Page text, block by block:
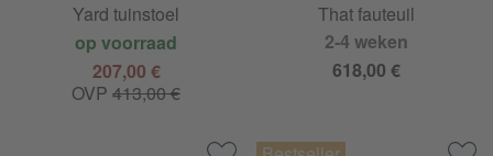
Yard tuinstoel
op voorraad
207,00 €
OVP413,00 €
That fauteuil
2-4 weken
618,00 €